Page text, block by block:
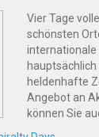
Vier Tage
schönsten
internationale
heldenhafte
Angebot an
können Sie